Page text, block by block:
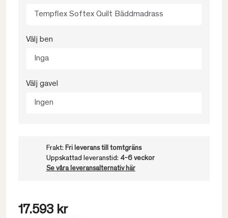
Tempflex Softex Quilt Bäddmadrass
Välj ben
Inga
Välj gavel
Ingen
Frakt: Fri leverans till tomtgräns
Uppskattad leveranstid: 4-6 veckor
Se våra leveransalternativ här
17.593 kr